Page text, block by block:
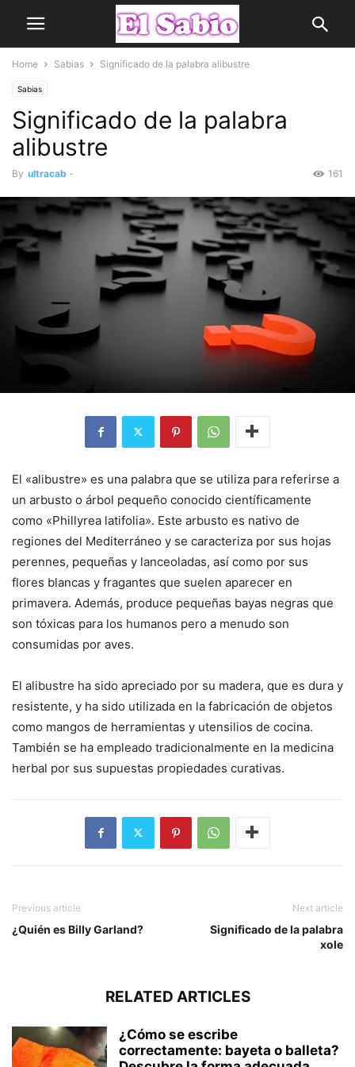
Home Sabias Significado de la palabra alibustre
Sabias
Significado de la palabra
alibustre
By ultracab - 161
El «alibustre» es una palabra que se utiliza para referirse a
un arbusto o árbol pequeño conocido científicamente
como «Phillyrea latifolia». Este arbusto es nativo de
regiones del Mediterráneo y se caracteriza por sus hojas
perennes, pequeñas y lanceoladas, así como por sus
flores blancas y fragantes que suelen aparecer en
primavera. Además, produce pequeñas bayas negras que
son tóxicas para los humanos pero a menudo son
consumidas por aves.
El alibustre ha sido apreciado por su madera, que es dura y
resistente, y ha sido utilizada en la fabricación de objetos
como mangos de herramientas y utensilios de cocina.
También se ha empleado tradicionalmente en la medicina
herbal por sus supuestas propiedades curativas.
Previous article
¿Quién es Billy Garland?
Next article
Significado de la palabra
xole
RELATED ARTICLES
¿Cómo se escribe
correctamente: bayeta o balleta?